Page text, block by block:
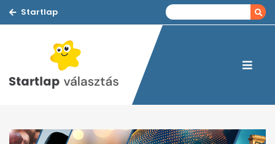
Startlap